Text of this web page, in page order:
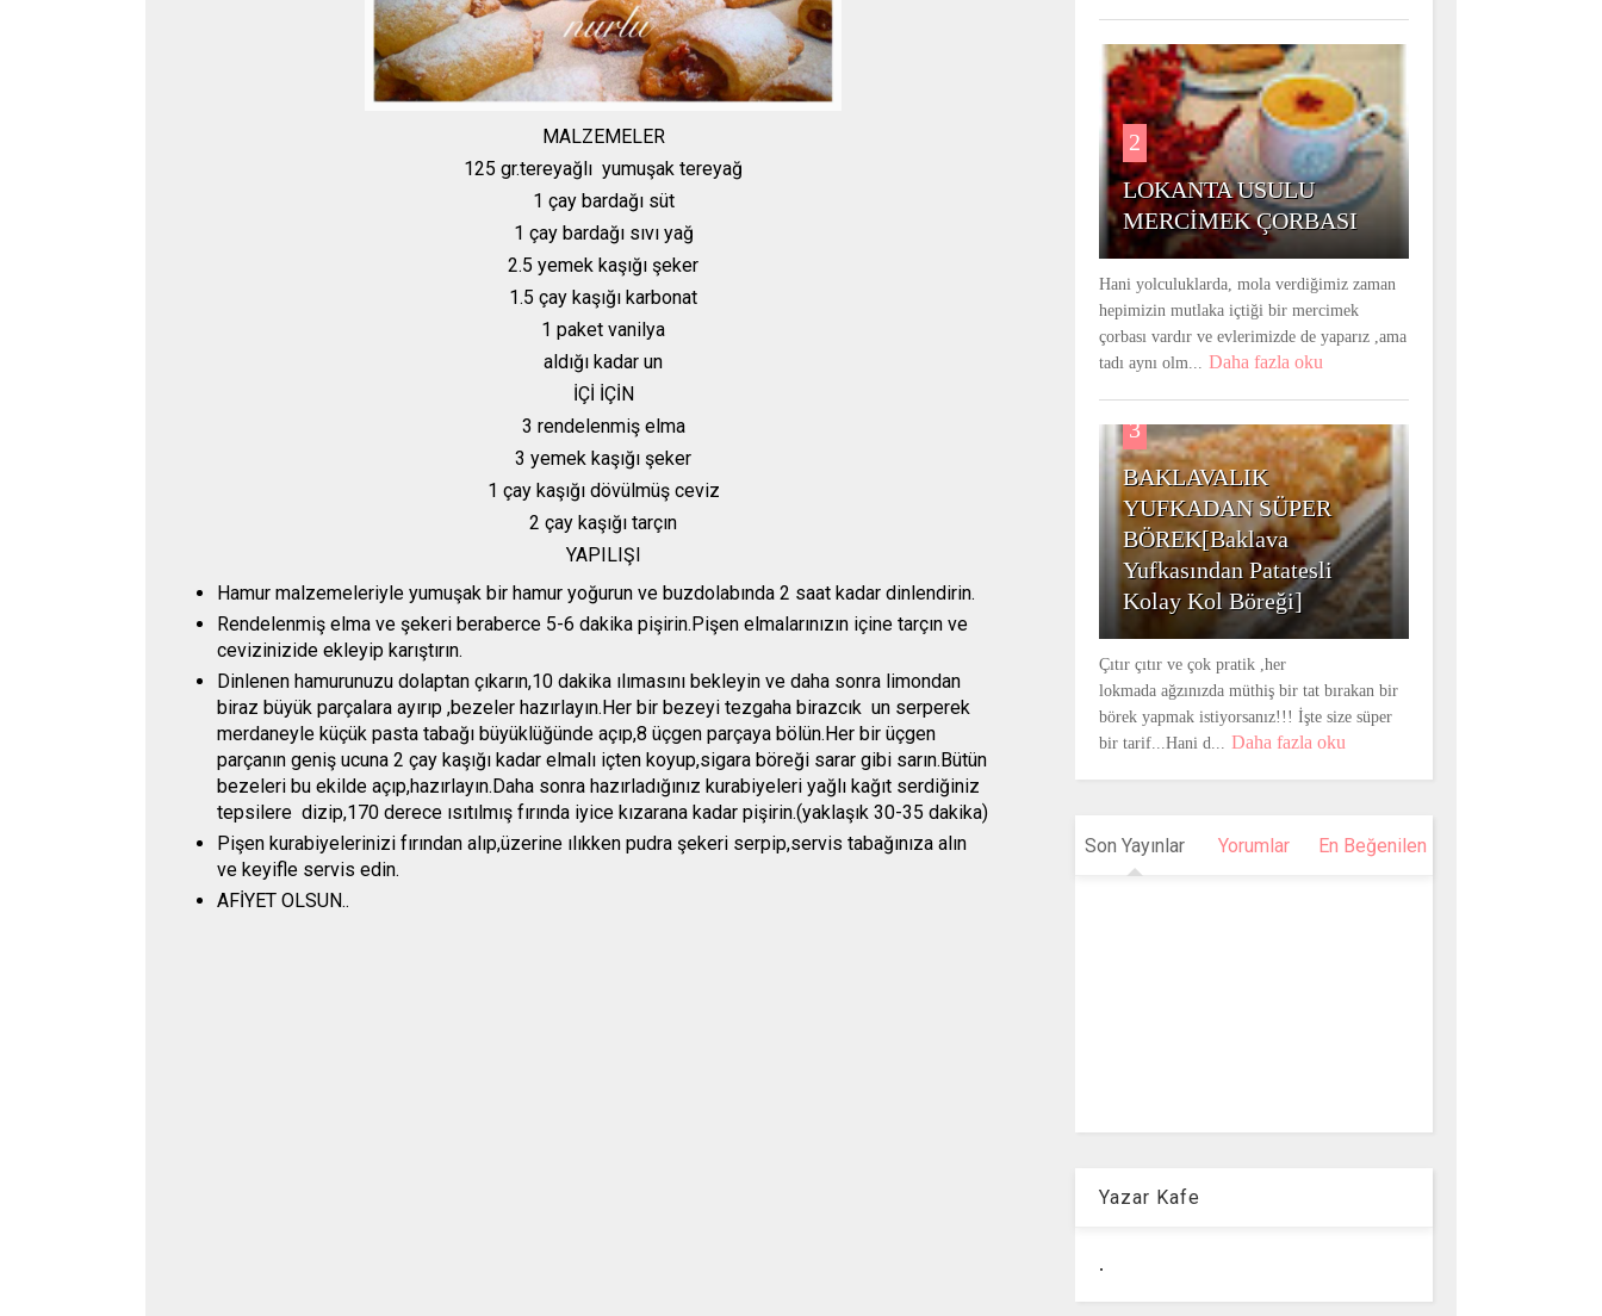
MALZEMELER
125 gr.tereyağlı yumuşak tereyağ
1 çay bardağı süt
1 çay bardağı sıvı yağ
2.5 yemek kaşığı şeker
1.5 çay kaşığı karbonat
1 paket vanilya
aldığı kadar un
İÇİ İÇİN
3 rendelenmiş elma
3 yemek kaşığı şeker
1 çay kaşığı dövülmüş ceviz
2 çay kaşığı tarçın
YAPILIŞI
Hamur malzemeleriyle yumuşak bir hamur yoğurun ve buzdolabında 2 saat kadar dinlendirin.
Rendelenmiş elma ve şekeri beraberce 5-6 dakika pişirin.Pişen elmalarınızın içine tarçın ve
cevizinizide ekleyip karıştırın.
Dinlenen hamurunuzu dolaptan çıkarın,10 dakika ılımasını bekleyin ve daha sonra limondan
biraz büyük parçalara ayırıp ,bezeler hazırlayın.Her bir bezeyi tezgaha birazcık un serperek
merdaneyle küçük pasta tabağı büyüklüğünde açıp,8 üçgen parçaya bölün.Her bir üçgen
parçanın geniş ucuna 2 çay kaşığı kadar elmalı içten koyup,sigara böreği sarar gibi sarın.Bütün
bezeleri bu ekilde açıp,hazırlayın.Daha sonra hazırladığınız kurabiyeleri yağlı kağıt serdiğiniz
tepsilere dizip,170 derece ısıtılmış fırında iyice kızarana kadar pişirin.(yaklaşık 30-35 dakika)
Pişen kurabiyelerinizi fırından alıp,üzerine ılıkken pudra şekeri serpip,servis tabağınıza alın
ve keyifle servis edin.
AFİYET OLSUN..
2
LOKANTA USULU
MERCİMEK ÇORBASI
Hani yolculuklarda, mola verdiğimiz zaman
hepimizin mutlaka içtiği bir mercimek
çorbası vardır ve evlerimizde de yaparız ,ama
tadı aynı olm... Daha fazla oku
3
BAKLAVALIK
YUFKADAN SÜPER
BÖREK[Baklava
Yufkasından Patatesli
Kolay Kol Böreği]
Çıtır çıtır ve çok pratik ,her
lokmada ağzınızda müthiş bir tat bırakan bir
börek yapmak istiyorsanız!!! İşte size süper
bir tarif...Hani d... Daha fazla oku
Son Yayınlar Yorumlar En Beğenilen
Yazar Kafe
.